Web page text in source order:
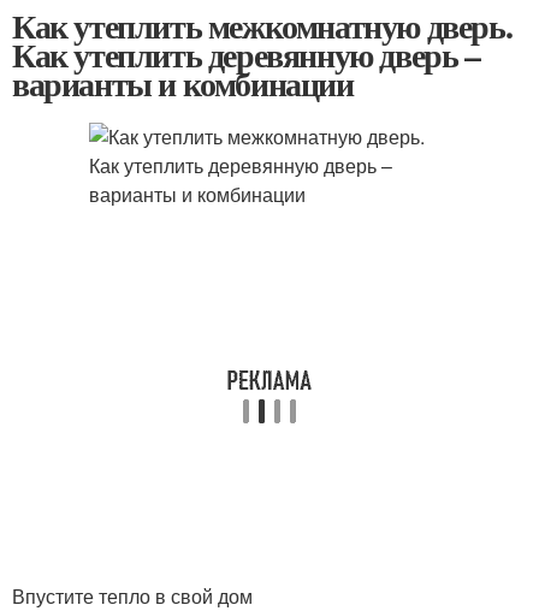
Как утеплить межкомнатную дверь.
Как утеплить деревянную дверь –
варианты и комбинации
Впустите тепло в свой дом